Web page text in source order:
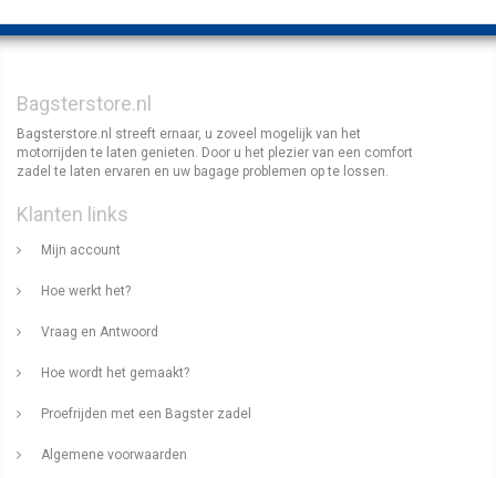
Bagsterstore.nl
Bagsterstore.nl streeft ernaar, u zoveel mogelijk van het
motorrijden te laten genieten. Door u het plezier van een comfort
zadel te laten ervaren en uw bagage problemen op te lossen.
Klanten links
Mijn account
Hoe werkt het?
Vraag en Antwoord
Hoe wordt het gemaakt?
Proefrijden met een Bagster zadel
Algemene voorwaarden